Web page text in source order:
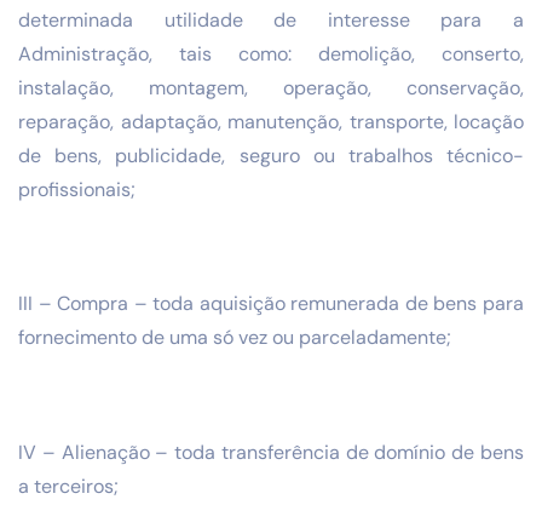
determinada utilidade de interesse para a
Administração, tais como: demolição, conserto,
instalação, montagem, operação, conservação,
reparação, adaptação, manutenção, transporte, locação
de bens, publicidade, seguro ou trabalhos técnico-
profissionais;
III – Compra – toda aquisição remunerada de bens para
fornecimento de uma só vez ou parceladamente;
IV – Alienação – toda transferência de domínio de bens
a terceiros;